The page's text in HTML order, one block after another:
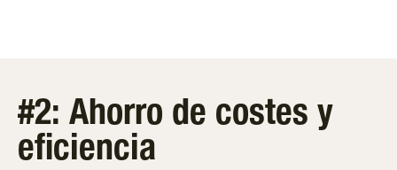
#2: Ahorro de costes y
eficiencia